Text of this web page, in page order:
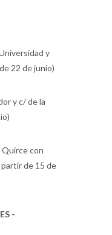
y
22 de junio)
y c/ de la
Quirce con
partir de 15 de
-